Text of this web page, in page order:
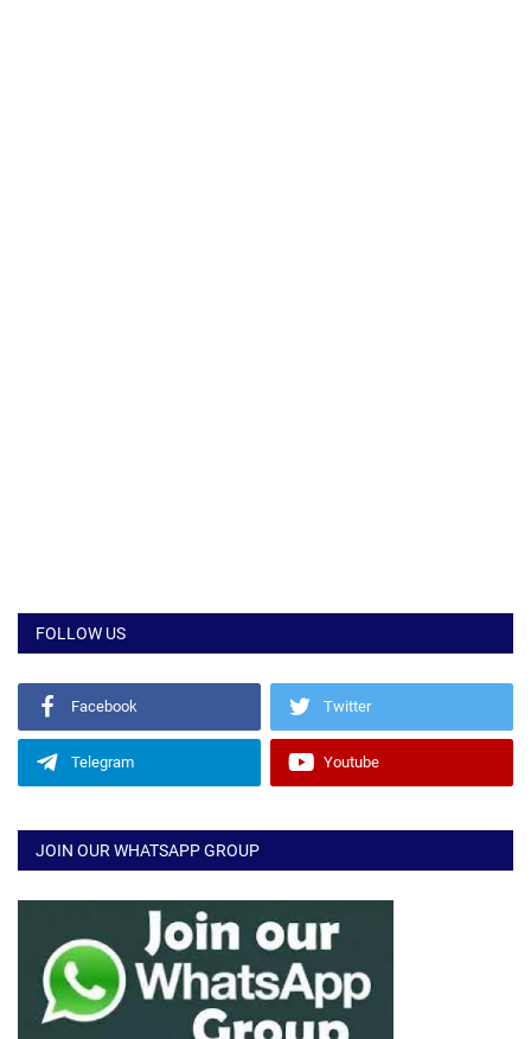
FOLLOW US
Facebook Twitter
Telegram Youtube
JOIN OUR WHATSAPP GROUP